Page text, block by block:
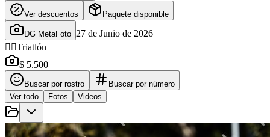
Ver descuentos Paquete disponible
DG MetaFoto 27 de Junio de 2026
🚴‍♂️Triatlón
$ 5.500
Buscar por rostro
Buscar por número
Ver todo
Fotos Videos